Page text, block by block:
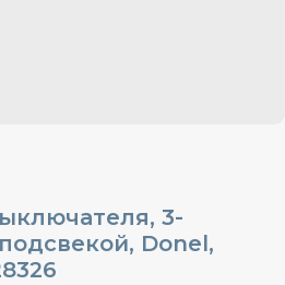
3-
Donel,